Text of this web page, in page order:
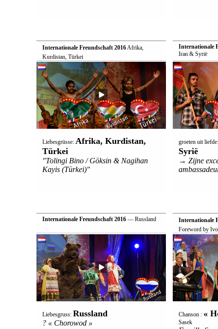
Internationale Freundschaft 2016 Afrika,
Kurdistan, Türkei
Liebesgrüsse: Afrika, Kurdistan,
Türkei
"Tolingi Bino / Göksin & Nagihan
Kayis (Türkei)"
Internationale
Iran & Syrië
groeten uit
Syrië
→ Zijne
Internationale Freundschaft 2016— Russland
Liebesgruss: Russland
? « Chorowod »
Internationale
Foreword by
Chanson : «
Sasek